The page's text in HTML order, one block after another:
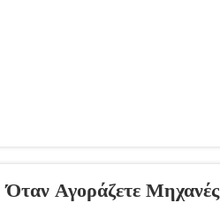
Αγοράζετε Μηχανές